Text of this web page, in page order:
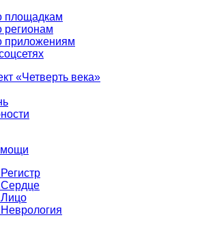
площадкам
приложениям
«Четверть века»
Регистр
Сердце
Лицо
Неврология